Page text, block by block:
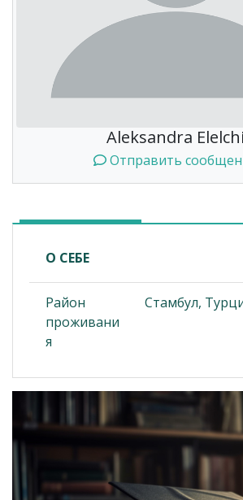
Aleksandra Elelchi
Отправить
О СЕБЕ
Район
проживани
я
Стамбул,